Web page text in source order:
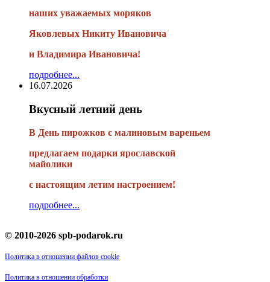
наших уважаемых моряков
Яковлевых Никиту Ивановича
и Владимира Ивановича!
подробнее...
16.07.2026
Вкусный летний день
В День пирожков с малиновым вареньем
предлагаем подарки ярославской
майолики
с настоящим летим настроением!
подробнее...
© 2010-2026 spb-podarok.ru
Политика в отношении файлов cookie
Политика в отношении обработки